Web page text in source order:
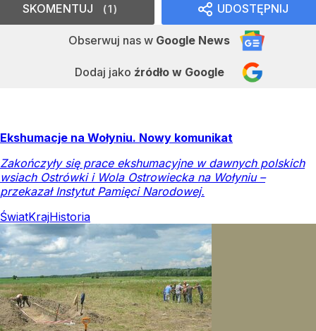
UDOSTĘPNIJ
Obserwuj nas w Google News
Dodaj jako źródło w Google
SKOMENTUJ 1
Ekshumacje na Wołyniu. Nowy komunikat
Zakończyły się prace ekshumacyjne w dawnych polskich
wsiach Ostrówki i Wola Ostrowiecka na Wołyniu –
przekazał Instytut Pamięci Narodowej.
ŚwiatKrajHistoria